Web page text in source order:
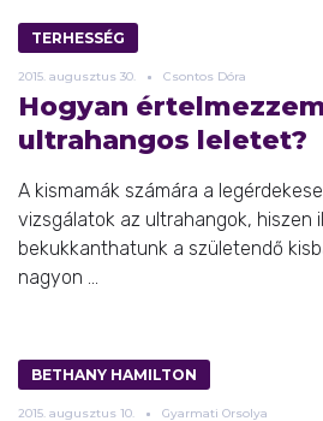
TERHESSÉG
2015. augusztus 30. Csontos Dóra
Hogyan
ultrahangos leletet?
A kismamák számára a
vizsgálatok az ultrahangok, hiszen
bekukkanthatunk a születendő
nagyon ...
BETHANY HAMILTON
2015. augusztus 10. Gyarmati Orsolya